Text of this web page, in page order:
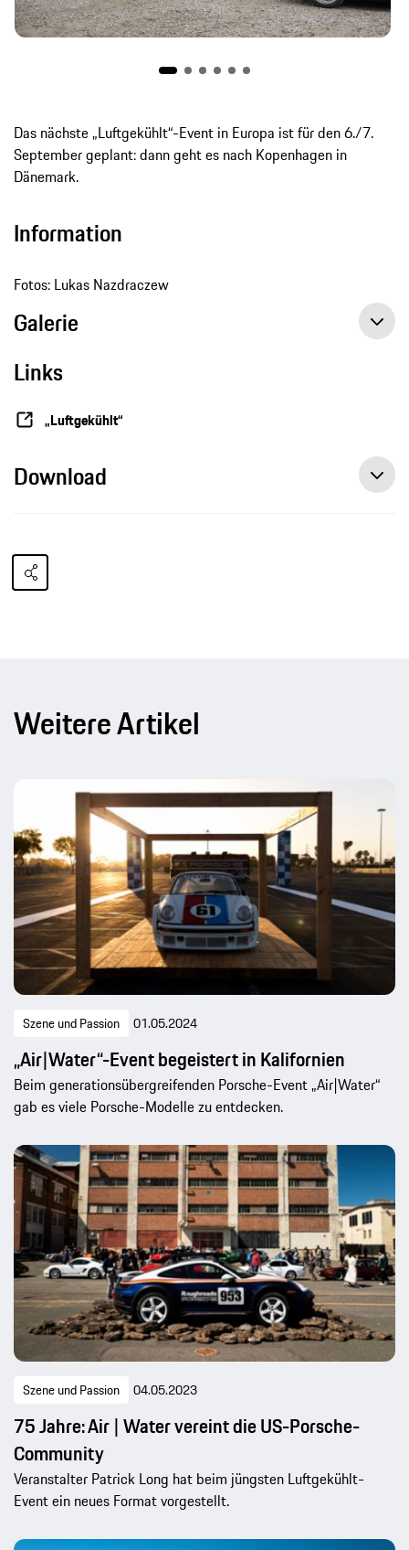
Das nächste „Luftgekühlt“-Event in Europa ist für den 6./7.
September geplant: dann geht es nach Kopenhagen in
Dänemark.
Information
Fotos: Lukas Nazdraczew
Galerie
Links
„Luftgekühlt“
Download
Weitere Artikel
Szene und Passion 01.05.2024
„Air|Water“-Event begeistert in Kalifornien
Beim generationsübergreifenden Porsche-Event „Air|Water“
gab es viele Porsche-Modelle zu entdecken.
Szene und Passion 04.05.2023
75 Jahre: Air | Water vereint die US-Porsche-
Community
Veranstalter Patrick Long hat beim jüngsten Luftgekühlt-
Event ein neues Format vorgestellt.